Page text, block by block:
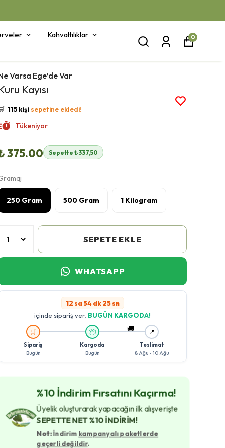
Kahvaltılıklar 0
Varsa Ege’de Var
Kayısı
Şu an 40 kişi
422 kişi
115 kişi sepetine ekledi!
Bugün
Tükeniyor
375.00 Sepette ₺337,50
250 Gram 500 Gram 1 Kilogram
SEPETE EKLE
WHATSAPP
12 sa 54 dk 24 sn
içinde sipariş ver, BUGÜN KARGODA!
🚚
🛒
Sipariş
Bugün
📦
Kargoda
Bugün
📍
Teslimat
8 Ağu - 10 Ağu
%10 İndirim Fırsatını Kaçırma!
Üyelik oluşturarak yapacağın ilk alışverişte
SEPETTE NET %10 İNDİRİM!
Not:İndirim kampanyalı paketlerde
geçerli değildir.